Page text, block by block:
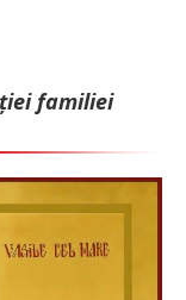
familiei